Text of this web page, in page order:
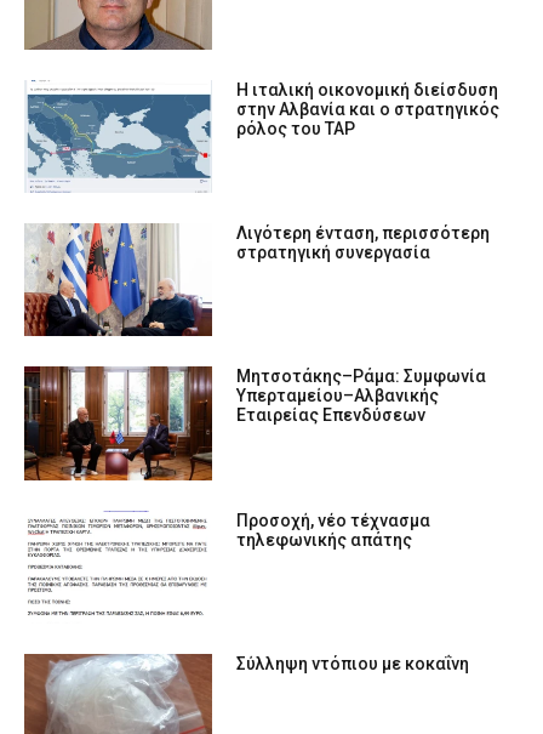
Η ιταλική οικονομική διείσδυση
στην Αλβανία και ο στρατηγικός
ρόλος του TAP
Λιγότερη ένταση, περισσότερη
στρατηγική συνεργασία
Μητσοτάκης–Ράμα: Συμφωνία
Υπερταμείου–Αλβανικής
Εταιρείας Επενδύσεων
Προσοχή, νέο τέχνασμα
τηλεφωνικής απάτης
Σύλληψη ντόπιου με κοκαΐνη